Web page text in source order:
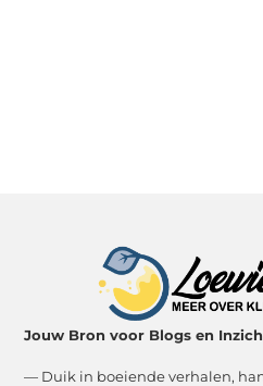
Jouw Bron voor Blogs en
— Duik in boeiende verhalen,